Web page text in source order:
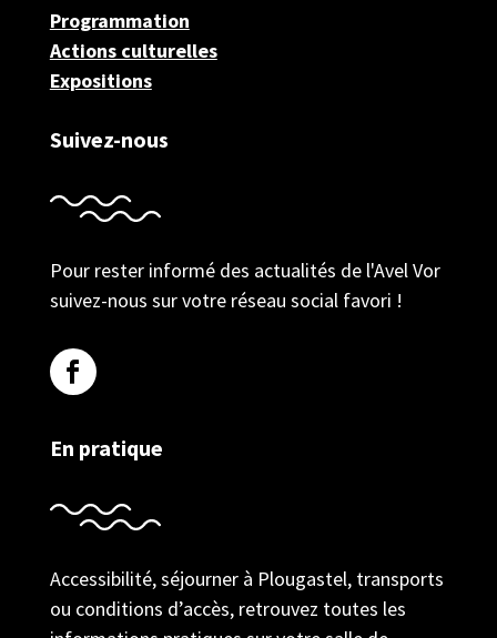
Programmation
Actions culturelles
Expositions
Suivez-nous
Pour rester informé des actualités de l'Avel Vor
suivez-nous sur votre réseau social favori !
En pratique
Accessibilité, séjourner à Plougastel, transports
ou conditions d’accès, retrouvez toutes les